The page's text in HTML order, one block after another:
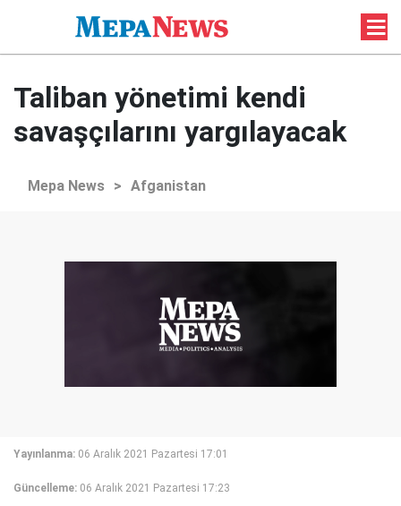
Taliban yönetimi kendi
savaşçılarını yargılayacak
Mepa News > Afganistan
Yayınlanma: 06 Aralık 2021 Pazartesi 17:01
Güncelleme: 06 Aralık 2021 Pazartesi 17:23